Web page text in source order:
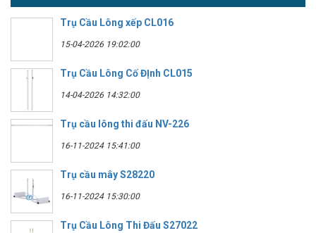
Trụ Cầu Lông xếp CL016
15-04-2026 19:02:00
Trụ Cầu Lông Cố ĐỊnh CL015
14-04-2026 14:32:00
Trụ cầu lông thi đấu NV-226
16-11-2024 15:41:00
Trụ cầu mây S28220
16-11-2024 15:30:00
Trụ Cầu Lông Thi Đấu S27022